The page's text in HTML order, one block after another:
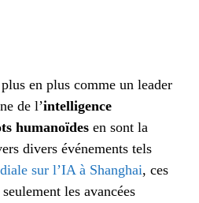
en plus comme un leader
de l’intelligence
humanoïdes en sont la
divers événements tels
sur l’IA à Shanghai, ces
les avancées